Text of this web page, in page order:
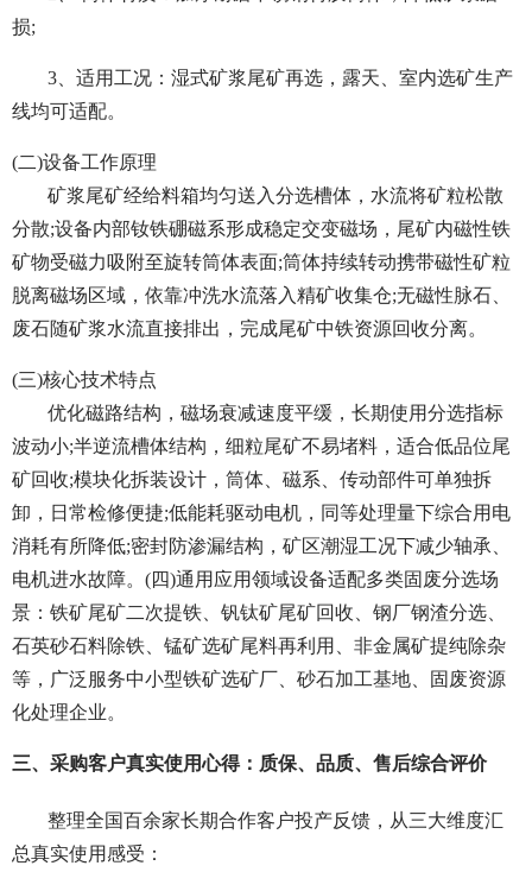
损;
3、适用工况：湿式矿浆尾矿再选，露天、室内选矿生产
线均可适配。
(二)设备工作原理
矿浆尾矿经给料箱均匀送入分选槽体，水流将矿粒松散
分散;设备内部钕铁硼磁系形成稳定交变磁场，尾矿内磁性铁
矿物受磁力吸附至旋转筒体表面;筒体持续转动携带磁性矿粒
脱离磁场区域，依靠冲洗水流落入精矿收集仓;无磁性脉石、
废石随矿浆水流直接排出，完成尾矿中铁资源回收分离。
(三)核心技术特点
优化磁路结构，磁场衰减速度平缓，长期使用分选指标
波动小;半逆流槽体结构，细粒尾矿不易堵料，适合低品位尾
矿回收;模块化拆装设计，筒体、磁系、传动部件可单独拆
卸，日常检修便捷;低能耗驱动电机，同等处理量下综合用电
消耗有所降低;密封防渗漏结构，矿区潮湿工况下减少轴承、
电机进水故障。(四)通用应用领域设备适配多类固废分选场
景：铁矿尾矿二次提铁、钒钛矿尾矿回收、钢厂钢渣分选、
石英砂石料除铁、锰矿选矿尾料再利用、非金属矿提纯除杂
等，广泛服务中小型铁矿选矿厂、砂石加工基地、固废资源
化处理企业。
三、采购客户真实使用心得：质保、品质、售后综合评价
整理全国百余家长期合作客户投产反馈，从三大维度汇
总真实使用感受：